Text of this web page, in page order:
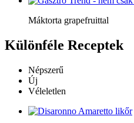
Máktorta grapefruittal
Különféle Receptek
Népszerű
Új
Véleletlen